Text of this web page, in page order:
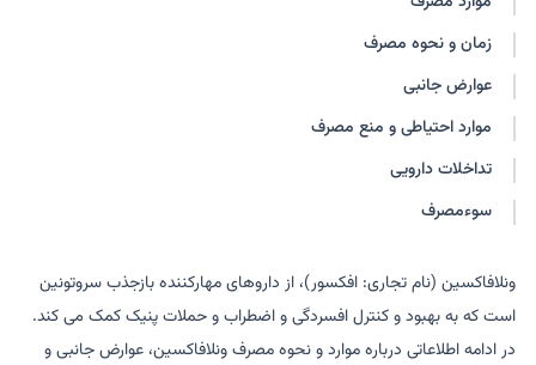
ونولا
وکسور
ونلافاکسین-حکیم
ونلابایوکس
زمان و نحوه مصرف
عوارض جانبی
موارد احتیاطی و منع مصرف
تداخلات دارویی
سوءمصرف
ونلافاکسین (نام تجاری: افکسور)، از داروهای مهارکننده بازجذب سروتونین
است که به بهبود و کنترل افسردگی و اضطراب و حملات پنیک کمک می کند.
در ادامه اطلاعاتی درباره موارد و نحوه مصرف ونلافاکسین، عوارض جانبی و